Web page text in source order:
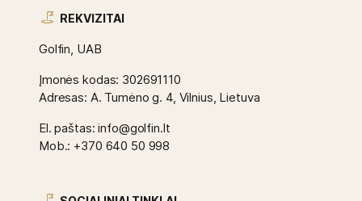
REKVIZITAI
Golfin, UAB
Įmonės kodas: 302691110
Adresas: A. Tumėno g. 4, Vilnius, Lietuva
El. paštas: info@golfin.lt
Mob.: +370 640 50 998